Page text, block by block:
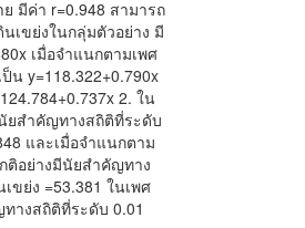
มีค่า r=0.948 สามารถ
เขย่งในกลุ่มตัวอย่าง มี
เมื่อจำแนกตามเพศ
น y=118.322+0.790x
2. ใน
ยสำคัญทางสถิติที่ระดับ
และเมื่อจำแนกตาม
ติอย่างมีนัยสำคัญทาง
ขย่ง =53.381 ในเพศ
างสถิติที่ระดับ 0.01